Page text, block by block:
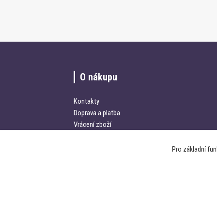
O nákupu
Kontakty
Doprava a platba
Vrácení zboží
Pro základní